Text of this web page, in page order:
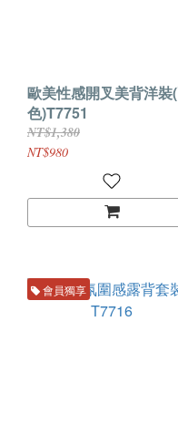
歐美性感開叉美背洋裝
色)T7751
NT$1,380
NT$980
會員獨享